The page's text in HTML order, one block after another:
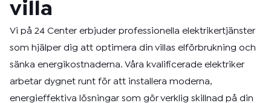
villa
Vi på 24 Center erbjuder professionella elektrikertjänster
som hjälper dig att optimera din villas elförbrukning och
sänka energikostnaderna. Våra kvalificerade elektriker
arbetar dygnet runt för att installera moderna,
energieffektiva lösningar som gör verklig skillnad på din